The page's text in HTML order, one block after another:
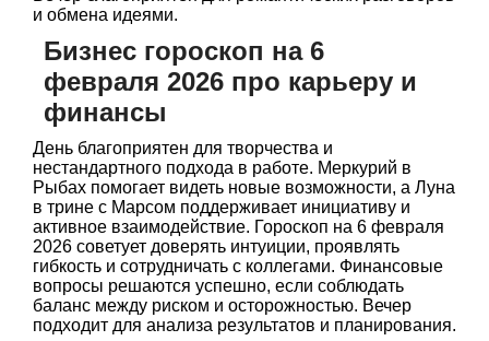
и обмена идеями.
Бизнес гороскоп на 6
февраля 2026 про карьеру и
финансы
День благоприятен для творчества и
нестандартного подхода в работе. Меркурий в
Рыбах помогает видеть новые возможности, а Луна
в трине с Марсом поддерживает инициативу и
активное взаимодействие. Гороскоп на 6 февраля
2026 советует доверять интуиции, проявлять
гибкость и сотрудничать с коллегами. Финансовые
вопросы решаются успешно, если соблюдать
баланс между риском и осторожностью. Вечер
подходит для анализа результатов и планирования.